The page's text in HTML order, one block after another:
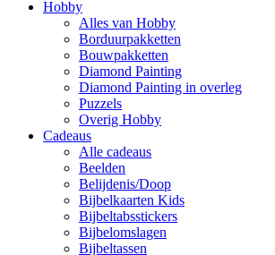
Hobby
Alles van Hobby
Borduurpakketten
Bouwpakketten
Diamond Painting
Diamond Painting in overleg
Puzzels
Overig Hobby
Cadeaus
Alle cadeaus
Beelden
Belijdenis/Doop
Bijbelkaarten Kids
Bijbeltabsstickers
Bijbelomslagen
Bijbeltassen